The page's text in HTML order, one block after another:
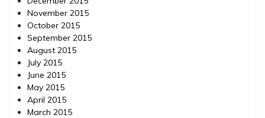
November 2015
October 2015
September 2015
August 2015
July 2015
June 2015
May 2015
April 2015
March 2015